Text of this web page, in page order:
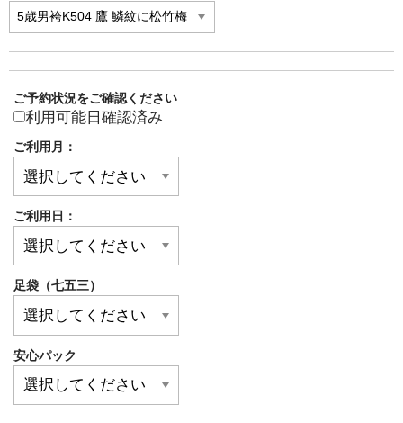
ご予約状況をご確認ください
利用可能日確認済み
ご利用月：
ご利用日：
足袋（七五三）
安心パック